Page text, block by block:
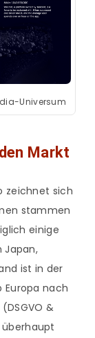
Universum
Markt
zeichnet sich
stammen
einige
Japan,
ist in der
nach
&